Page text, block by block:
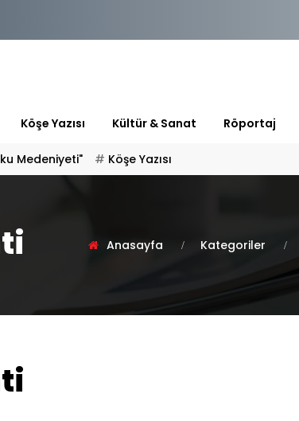
Köşe Yazısı Kültür & Sanat Röportaj
Medeniyeti" Köşe Yazısı
Anasayfa Kategoriler